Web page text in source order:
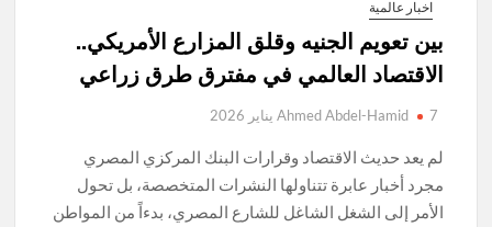
اخبار عالمية
بين تعويم الجنيه وقلق المزارع الأمريكي..
الاقتصاد العالمي في مفترق طرق زراعي
Ahmed Abdel-Hamid 7 يناير 2026
لم يعد حديث الاقتصاد وقرارات البنك المركزي المصري
مجرد أخبار عابرة تتناولها النشرات المتخصصة، بل تحول
الأمر إلى الشغل الشاغل للشارع المصري، بدءاً من المواطن